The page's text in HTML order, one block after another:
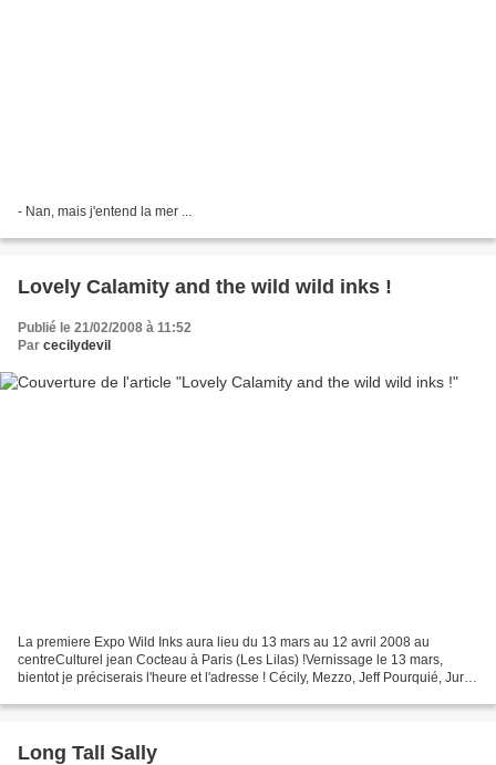
- Nan, mais j'entend la mer ...
Lovely Calamity and the wild wild inks !
Publié le 21/02/2008 à 11:52
Par cecilydevil
La premiere Expo Wild Inks aura lieu du 13 mars au 12 avril 2008 au
centreCulturel jean Cocteau à Paris (Les Lilas) !Vernissage le 13 mars,
bientot je préciserais l'heure et l'adresse ! Cécily, Mezzo, Jeff Pourquié, Jurg
Long Tall Sally